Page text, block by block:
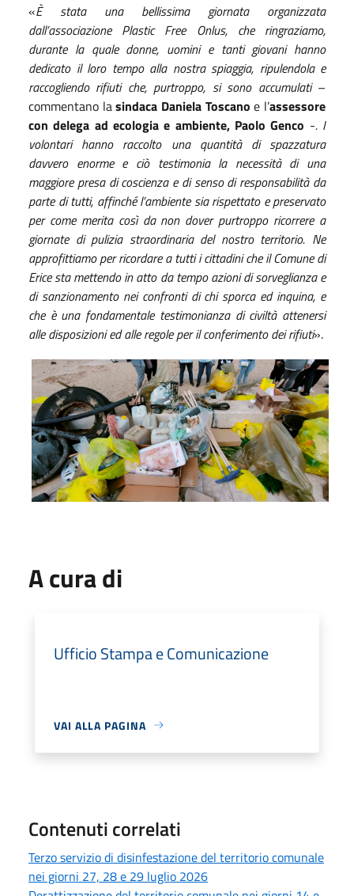
«È stata una bellissima giornata organizzata
dall’associazione Plastic Free Onlus, che ringraziamo,
durante la quale donne, uomini e tanti giovani hanno
dedicato il loro tempo alla nostra spiaggia, ripulendola e
raccogliendo rifiuti che, purtroppo, si sono accumulati–
commentano lasindaca Daniela Toscano e l’assessore
con delega ad ecologia e ambiente, Paolo Genco -. I
volontari hanno raccolto una quantità di spazzatura
davvero enorme e ciò testimonia la necessità di una
maggiore presa di coscienza e di senso di responsabilità da
parte di tutti, affinché l’ambiente sia rispettato e preservato
per come merita così da non dover purtroppo ricorrere a
giornate di pulizia straordinaria del nostro territorio. Ne
approfittiamo per ricordare a tutti i cittadini che il Comune di
Erice sta mettendo in atto da tempo azioni di sorveglianza e
di sanzionamento nei confronti di chi sporca ed inquina, e
che è una fondamentale testimonianza di civiltà attenersi
alle disposizioni ed alle regole per il conferimento dei rifiuti».
A cura di
Ufficio Stampa e Comunicazione
VAI ALLA PAGINA
Contenuti correlati
Terzo servizio di disinfestazione del territorio comunale
nei giorni 27, 28 e 29 luglio 2026